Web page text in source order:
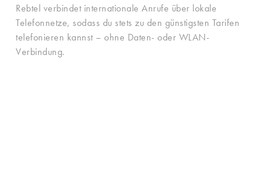
Rebtel verbindet internationale Anrufe über lokale
Telefonnetze, sodass du stets zu den günstigsten Tarifen
telefonieren kannst – ohne Daten- oder WLAN-
Verbindung.